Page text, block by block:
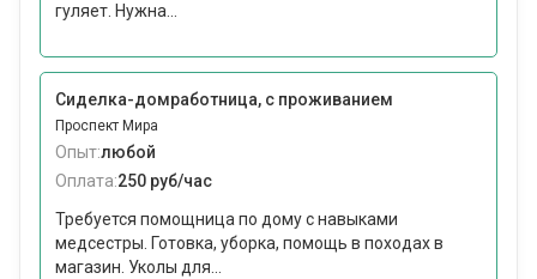
гуляет. Нужна...
Сиделка-домработница, с проживанием
Проспект Мира
Опыт:любой
Оплата:250 руб/час
Требуется помощница по дому с навыками
медсестры. Готовка, уборка, помощь в походах в
магазин. Уколы для...